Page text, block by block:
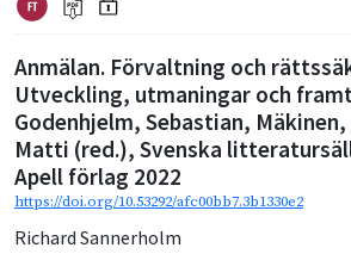
Anmälan. Förvaltning och
Utveckling, utmaningar och
Godenhjelm, Sebastian,
Matti (red.), Svenska
Apell förlag 2022
https://doi.org/10.53292/afc00bb7.3b1330e2
Richard Sannerholm